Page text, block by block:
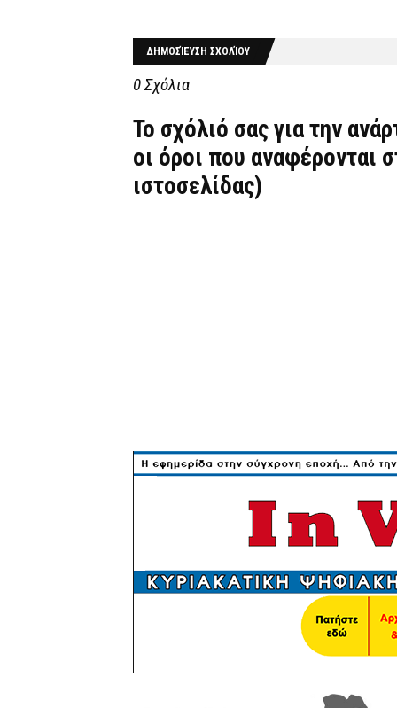
ΔΗΜΟΣΊΕΥΣΗ ΣΧΟΛΊΟΥ
0 Σχόλια
Το σχόλιό σας για την
οι όροι που αναφέρονται
ιστοσελίδας)